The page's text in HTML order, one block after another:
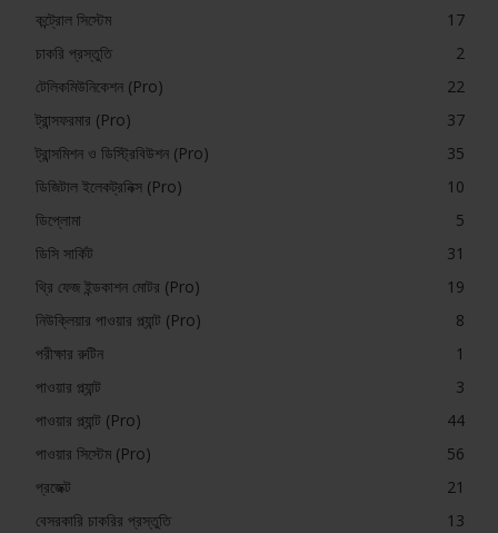
কন্ট্রোল সিস্টেম
17
চাকরি প্রস্তুতি
2
টেলিকমিউনিকেশন (Pro)
22
ট্রান্সফরমার (Pro)
37
ট্রান্সমিশন ও ডিস্ট্রিবিউশন (Pro)
35
ডিজিটাল ইলেকট্রনিক্স (Pro)
10
ডিপ্লোমা
5
ডিসি সার্কিট
31
থ্রি ফেজ ইন্ডকাশন মোটর (Pro)
19
নিউক্লিয়ার পাওয়ার প্ল্যান্ট (Pro)
8
পরীক্ষার রুটিন
1
পাওয়ার প্ল্যান্ট
3
পাওয়ার প্ল্যান্ট (Pro)
44
পাওয়ার সিস্টেম (Pro)
56
প্রজেক্ট
21
বেসরকারি চাকরির প্রস্তুতি
13